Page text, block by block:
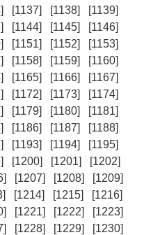
[1137] [1138]
[1139]
[1144] [1145]
[1146]
[1151] [1152]
[1153]
[1158] [1159]
[1160]
[1165] [1166]
[1167]
[1172] [1173]
[1174]
[1179] [1180]
[1181]
[1186] [1187]
[1188]
[1193] [1194]
[1195]
[1200] [1201]
[1202]
[1207] [1208]
[1209]
[1214] [1215]
[1216]
[1221] [1222]
[1223]
[1228] [1229]
[1230]